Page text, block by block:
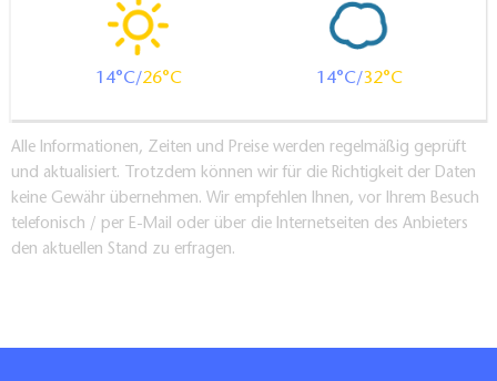
14 26 14 32
Alle Informationen, Zeiten und Preise werden regelmäßig geprüft
und aktualisiert. Trotzdem können wir für die Richtigkeit der Daten
keine Gewähr übernehmen. Wir empfehlen Ihnen, vor Ihrem Besuch
telefonisch / per E-Mail oder über die Internetseiten des Anbieters
den aktuellen Stand zu erfragen.